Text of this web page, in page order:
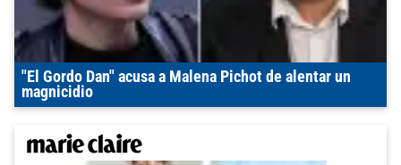
"El Gordo Dan" acusa a Malena Pichot de alentar un
magnicidio